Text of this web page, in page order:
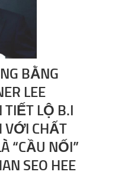
BẰNG
LEE
TIẾT LỘ B.I
VỚI CHẤT
“CẦU NỐI”
SEO HEE